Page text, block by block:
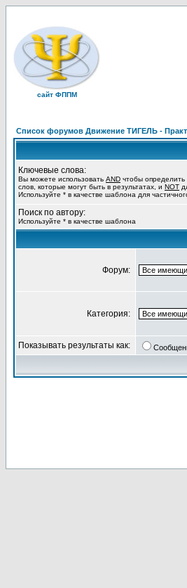
сайт ФППМ
Список форумов Движение ТИГЕЛЬ -
Ключевые слова:
Вы можете использовать AND чтобы
слов, которые могут быть в результатах, и NOT
Используйте * в качестве шаблона для
Поиск по автору:
Используйте * в качестве шаблона
Форум:
Категория:
Показывать результаты как: